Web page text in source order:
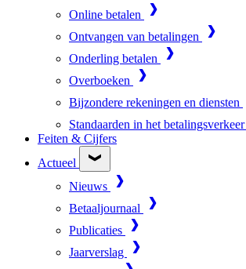
Online betalen
Ontvangen van betalingen
Onderling betalen
Overboeken
Bijzondere rekeningen en diensten
Standaarden in het betalingsverkeer
Feiten & Cijfers
Actueel
Nieuws
Betaaljournaal
Publicaties
Jaarverslag